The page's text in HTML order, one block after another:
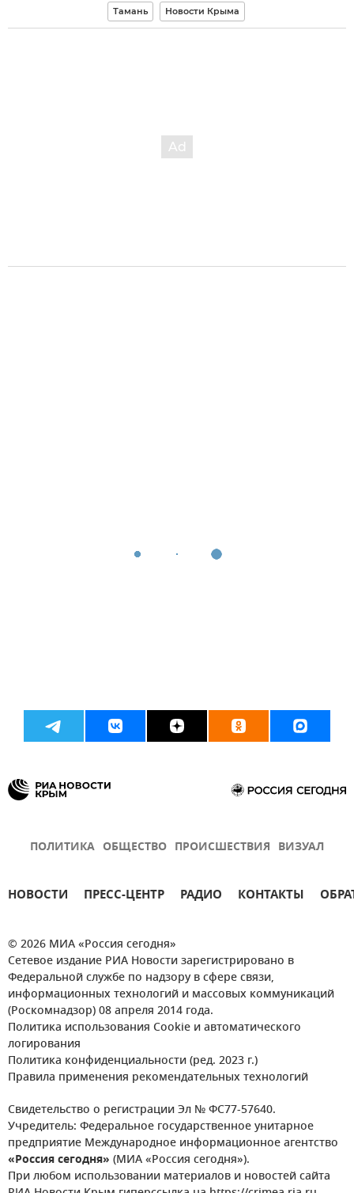
Тамань Новости Крыма
ПОЛИТИКА ОБЩЕСТВО ПРОИСШЕСТВИЯ ВИЗУАЛ
НОВОСТИ ПРЕСС-ЦЕНТР РАДИО КОНТАКТЫ
© 2026 МИА «Россия сегодня»
Сетевое издание РИА Новости зарегистрировано в
Федеральной службе по надзору в сфере связи,
информационных технологий и массовых коммуникаций
(Роскомнадзор) 08 апреля 2014 года.
Политика использования Cookie и автоматического
логирования
Политика конфиденциальности (ред. 2023 г.)
Правила применения рекомендательных технологий
Свидетельство о регистрации Эл № ФС77-57640.
Учредитель: Федеральное государственное унитарное
предприятие Международное информационное агентство
«Россия сегодня» (МИА «Россия сегодня»).
При любом использовании материалов и новостей сайта